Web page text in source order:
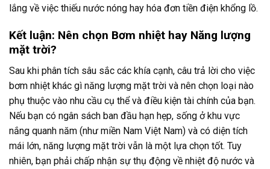
lắng về việc thiếu nước nóng hay hóa đơn tiền điện khổng lồ.
Kết luận: Nên chọn Bơm nhiệt hay Năng lượng
mặt trời?
Sau khi phân tích sâu sắc các khía cạnh, câu trả lời cho việc
bơm nhiệt khác gì năng lượng mặt trời và nên chọn loại nào
phụ thuộc vào nhu cầu cụ thể và điều kiện tài chính của bạn.
Nếu bạn có ngân sách ban đầu hạn hẹp, sống ở khu vực
nắng quanh năm (như miền Nam Việt Nam) và có diện tích
mái lớn, năng lượng mặt trời vẫn là một lựa chọn tốt. Tuy
nhiên, bạn phải chấp nhận sự thụ động về nhiệt độ nước và